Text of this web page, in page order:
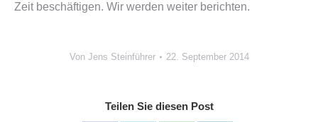
Zeit beschäftigen. Wir werden weiter berichten.
Von Jens Steinführer 22. September 2014
Teilen Sie diesen Post